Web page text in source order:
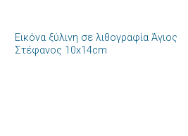
Πρόσθήκη
Εικόνα ξύλινη σε λιθογραφία Άγιος
Στέφανος 10x14cm